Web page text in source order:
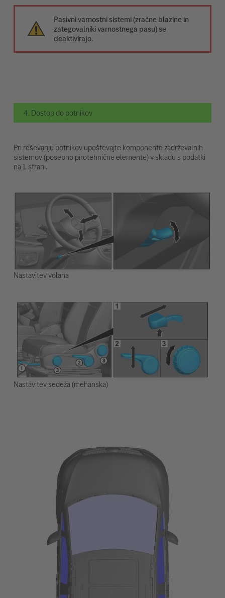
Pasivni varnostni sistemi (zračne blazine in
zategovalniki varnostnega pasu) se
deaktivirajo.
4. Dostop do potnikov
Pri reševanju potnikov upoštevajte komponente zadrževalnih
sistemov (posebno pirotehnične elemente) v skladu s podatki
na 1. strani.
Nastavitev volana
Nastavitev sedeža (mehanska)